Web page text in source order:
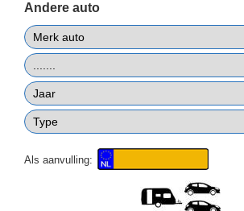
Andere auto
Als aanvulling: